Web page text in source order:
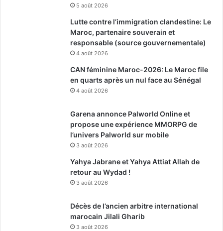
5 août 2026
Lutte contre l’immigration clandestine: Le
Maroc, partenaire souverain et
responsable (source gouvernementale)
4 août 2026
CAN féminine Maroc-2026: Le Maroc file
en quarts après un nul face au Sénégal
4 août 2026
Garena annonce Palworld Online et
propose une expérience MMORPG de
l’univers Palworld sur mobile
3 août 2026
Yahya Jabrane et Yahya Attiat Allah de
retour au Wydad !
3 août 2026
Décès de l’ancien arbitre international
marocain Jilali Gharib
3 août 2026